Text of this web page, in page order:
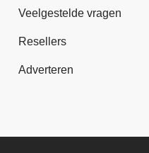
Veelgestelde vragen
Resellers
Adverteren